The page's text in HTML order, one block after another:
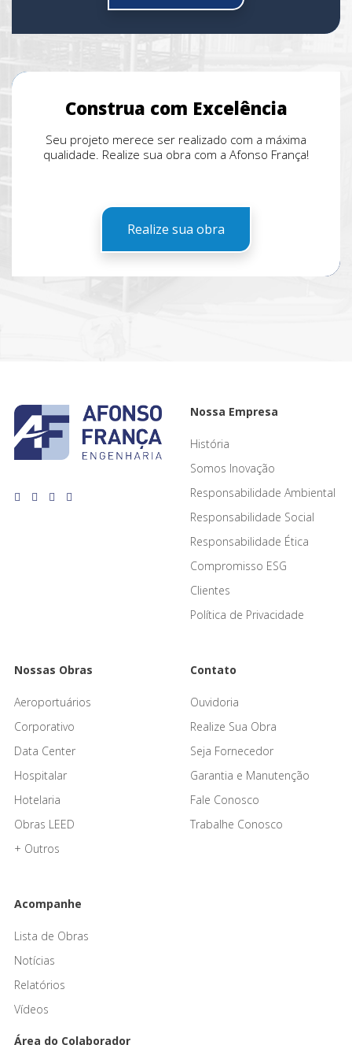
Construa com Excelência
Seu projeto merece ser realizado com a máxima
qualidade. Realize sua obra com a Afonso França!
Realize sua obra
Nossa Empresa
História
Somos Inovação
Responsabilidade Ambiental
Responsabilidade Social
Responsabilidade Ética
Compromisso ESG
Clientes
Política de Privacidade
Nossas Obras
Aeroportuários
Corporativo
Data Center
Hospitalar
Hotelaria
Obras LEED
+ Outros
Contato
Ouvidoria
Realize Sua Obra
Seja Fornecedor
Garantia e Manutenção
Fale Conosco
Trabalhe Conosco
Acompanhe
Lista de Obras
Notícias
Relatórios
Vídeos
Área do Colaborador